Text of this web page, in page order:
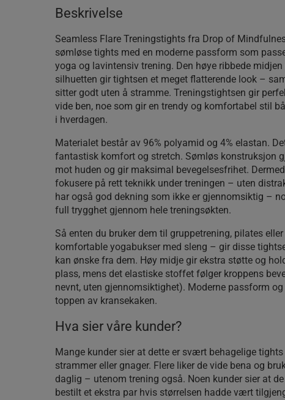
Beskrivelse
Seamless Flare Treningstights fra Drop of
sømløse tights med en moderne passform som
yoga og lavintensiv trening. Den høye ribbede
silhuetten gir tightsen et meget flatterende look –
sitter godt uten å stramme. Treningstightsen gir
vide ben, noe som gir en trendy og komfortabel stil
i hverdagen.
Materialet består av 96% polyamid og 4% elastan.
fantastisk komfort og stretch. Sømløs konstruksjon
mot huden og gir maksimal bevegelsesfrihet.
fokusere på rett teknikk under treningen – uten
har også god dekning som ikke er gjennomsiktig –
full trygghet gjennom hele treningsøkten.
Så enten du bruker dem til gruppetrening, pilates
komfortable yogabukser med sleng – gir disse
kan ønske fra dem. Høy midje gir ekstra støtte og
plass, mens det elastiske stoffet følger kroppens
nevnt, uten gjennomsiktighet). Moderne passform
toppen av kransekaken.
Hva sier våre kunder?
Mange kunder sier at dette er svært behagelige
strammer eller gnager. Flere liker de vide bena og
daglig – utenom trening også. Noen kunder sier at
bestilt et ekstra par hvis størrelsen hadde vært